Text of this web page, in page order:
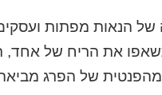
של הנאות מפתות
את הריח של אחד,
של הפרג